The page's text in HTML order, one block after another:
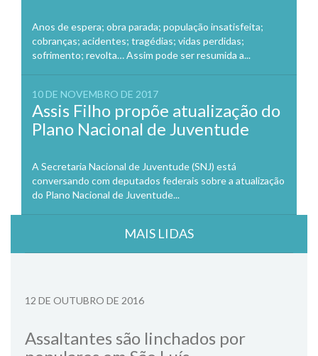
Anos de espera; obra parada; população insatisfeita;
cobranças; acidentes; tragédias; vidas perdidas;
sofrimento; revolta… Assim pode ser resumida a...
10 DE NOVEMBRO DE 2017
Assis Filho propõe atualização do
Plano Nacional de Juventude
A Secretaria Nacional de Juventude (SNJ) está
conversando com deputados federais sobre a atualização
do Plano Nacional de Juventude...
MAIS LIDAS
12 DE OUTUBRO DE 2016
Assaltantes são linchados por